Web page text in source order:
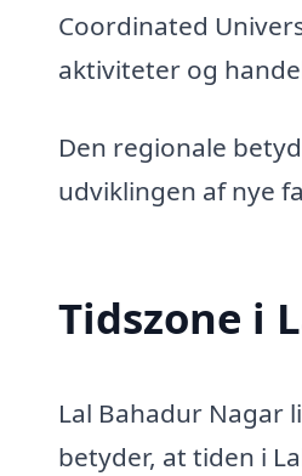
Coordinated
aktiviteter og
Den regionale
udviklingen af nye
Tidszone i
Lal Bahadur Nagar
betyder, at tiden i